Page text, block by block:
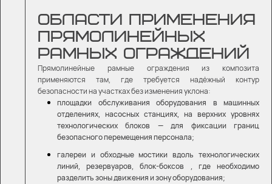
ОБЛАСТИ ПРИМЕНЕНИЯ
ПРЯМОЛИНЕЙНЫХ
РАМНЫХ ОГРАЖДЕНИЙ
Прямолинейные рамные ограждения из композита
применяются там, где требуется надёжный контур
безопасности на участках без изменения уклона:
площадки обслуживания оборудования в машинных
отделениях, насосных станциях, на верхних уровнях
технологических блоков — для фиксации границ
безопасного перемещения персонала;
галереи и обходные мостики вдоль технологических
линий, резервуаров, блок-боксов , где необходимо
разделить зоны движения и зону оборудования;